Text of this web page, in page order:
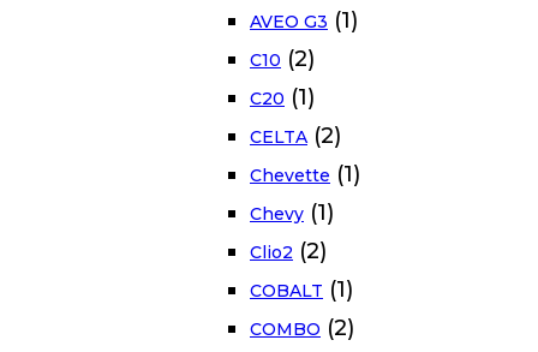
AVEO G3 (1)
C10 (2)
C20 (1)
CELTA (2)
Chevette (1)
Chevy (1)
Clio2 (2)
COBALT (1)
COMBO (2)